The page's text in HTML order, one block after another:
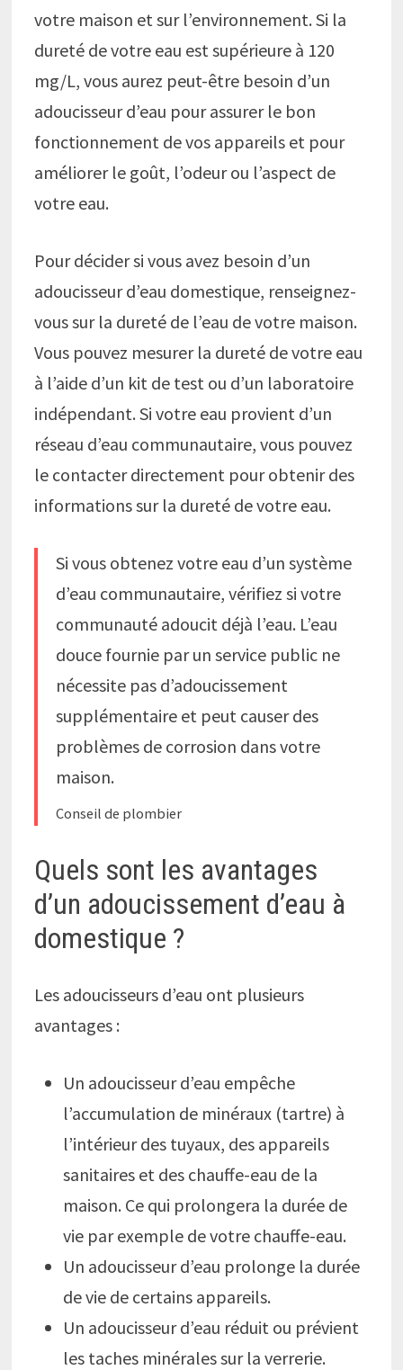
votre maison et sur l’environnement. Si la
dureté de votre eau est supérieure à 120
mg/L, vous aurez peut-être besoin d’un
adoucisseur d’eau pour assurer le bon
fonctionnement de vos appareils et pour
améliorer le goût, l’odeur ou l’aspect de
votre eau.
Pour décider si vous avez besoin d’un
adoucisseur d’eau domestique, renseignez-
vous sur la dureté de l’eau de votre maison.
Vous pouvez mesurer la dureté de votre eau
à l’aide d’un kit de test ou d’un laboratoire
indépendant. Si votre eau provient d’un
réseau d’eau communautaire, vous pouvez
le contacter directement pour obtenir des
informations sur la dureté de votre eau.
Si vous obtenez votre eau d’un système
d’eau communautaire, vérifiez si votre
communauté adoucit déjà l’eau. L’eau
douce fournie par un service public ne
nécessite pas d’adoucissement
supplémentaire et peut causer des
problèmes de corrosion dans votre
maison.
Conseil de plombier
Quels sont les avantages
d’un adoucissement d’eau à
domestique ?
Les adoucisseurs d’eau ont plusieurs
avantages :
Un adoucisseur d’eau empêche
l’accumulation de minéraux (tartre) à
l’intérieur des tuyaux, des appareils
sanitaires et des chauffe-eau de la
maison. Ce qui prolongera la durée de
vie par exemple de votre chauffe-eau.
Un adoucisseur d’eau prolonge la durée
de vie de certains appareils.
Un adoucisseur d’eau réduit ou prévient
les taches minérales sur la verrerie.